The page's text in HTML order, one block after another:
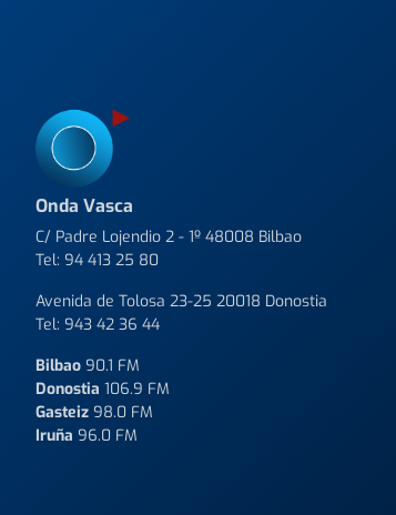
Onda Vasca
C/ Padre Lojendio 2 - 1º 48008 Bilbao
Tel: 94 413 25 80
Avenida de Tolosa 23-25 20018 Donostia
Tel: 943 42 36 44
Bilbao 90.1 FM
Donostia 106.9 FM
Gasteiz 98.0 FM
Iruña 96.0 FM